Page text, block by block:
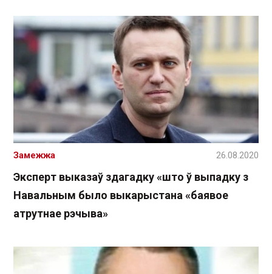
Эксперт выказаў здагадку «што ў выпадку з
Навальным было выкарыстана «баявое
атрутнае рэчыва»
Замежжа 26.08.2020